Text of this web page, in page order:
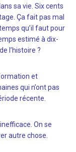
sa vie. Six cents
Ça fait pas mal
qu’il faut pour
estimé à dix-
l’histoire ?
et
qui n’ont pas
récente.
On se
autre chose.